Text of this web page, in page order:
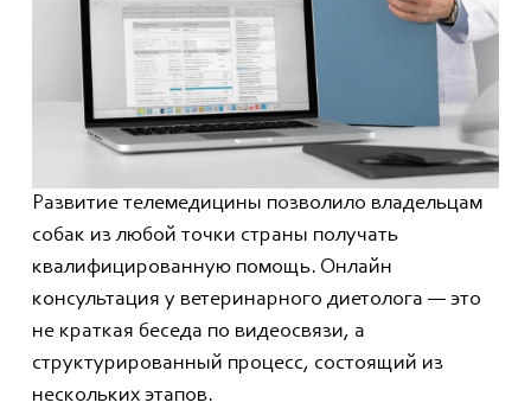
Развитие телемедицины позволило владельцам
собак из любой точки страны получать
квалифицированную помощь. Онлайн
консультация у ветеринарного диетолога — это
не краткая беседа по видеосвязи, а
структурированный процесс, состоящий из
нескольких этапов.